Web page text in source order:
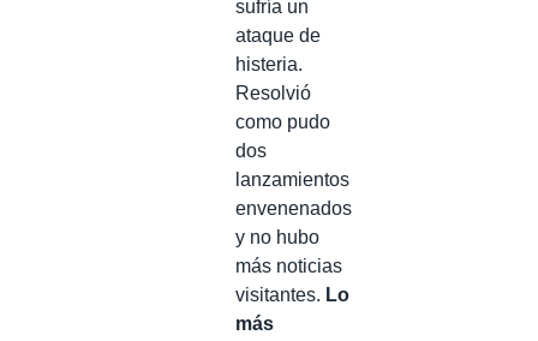
sufría un
ataque de
histeria.
Resolvió
como pudo
dos
lanzamientos
envenenados
y no hubo
más noticias
visitantes. Lo
más